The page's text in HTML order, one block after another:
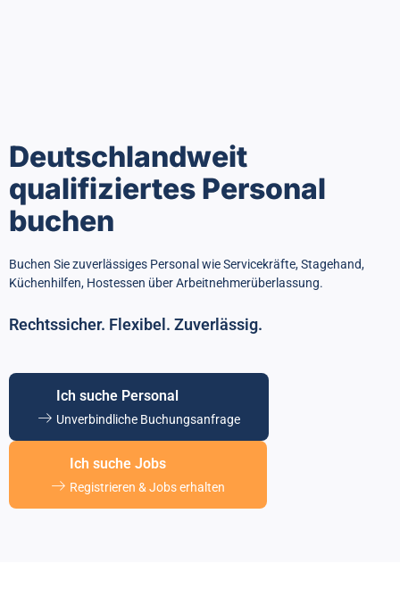
Deutschlandweit
qualifiziertes Personal
buchen
Buchen Sie zuverlässiges Personal wie Servicekräfte, Stagehand,
Küchenhilfen, Hostessen über Arbeitnehmerüberlassung.
Rechtssicher. Flexibel. Zuverlässig.
Ich suche Personal
Unverbindliche Buchungsanfrage
Ich suche Jobs
Registrieren & Jobs erhalten